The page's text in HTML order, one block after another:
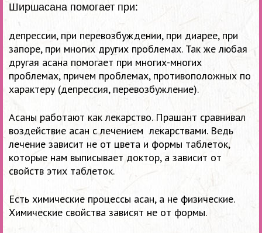
Ширшасана помогает при:
депрессии, при перевозбуждении, при диарее, при
запоре, при многих других проблемах. Так же любая
другая асана помогает при многих-многих
проблемах, причем проблемах, противоположных по
характеру (депрессия, перевозбужление).
Асаны работают как лекарство. Прашант сравнивал
воздействие асан с лечением лекарствами. Ведь
лечение зависит не от цвета и формы таблеток,
которые нам выписывает доктор, а зависит от
свойств этих таблеток.
Есть химические процессы асан, а не физические.
Химические свойства зависят не от формы.